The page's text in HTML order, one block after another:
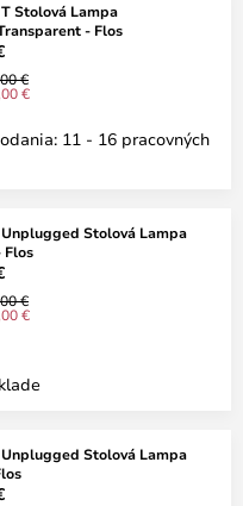
Stolová Lampa
- Flos
€
€
11 - 16 pracovných
Unplugged Stolová Lampa
Flos
€
€
Unplugged Stolová Lampa